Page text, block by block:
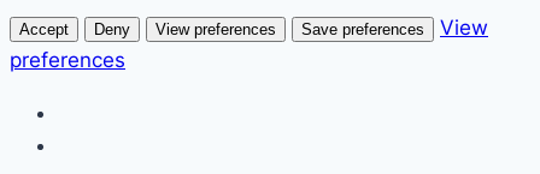
Accept Deny View preferences Save preferences
View
preferences